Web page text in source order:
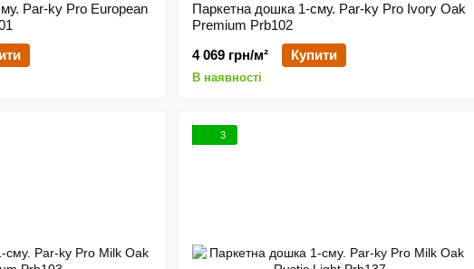
Par-ky Pro European
Паркетна дошка 1-сму. Par-ky Pro Ivory Oak
Premium Prb102
4 069 грн/м²
Купити
В наявності
3